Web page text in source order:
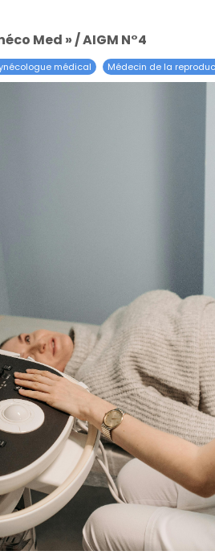
Med » / AIGM N°4
médical Médecin de la